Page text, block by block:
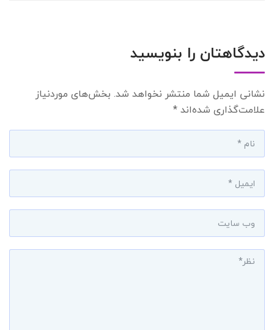
دیدگاهتان را بنویسید
نشانی ایمیل شما منتشر نخواهد شد. بخش‌های موردنیاز
علامت‌گذاری شده‌اند*